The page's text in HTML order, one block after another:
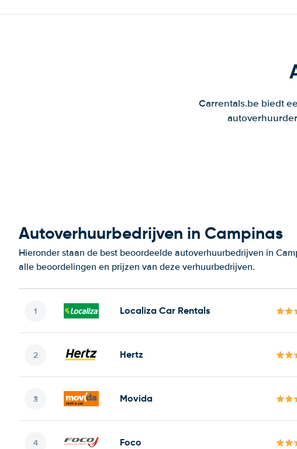
Carrentals.be biedt
Autoverhuurbedrijven in Campinas
Hieronder staan de best beoordeelde autoverhuurbedrijven in
alle beoordelingen en prijzen van deze verhuurbedrijven.
Localiza Car Rentals
Hertz
Movida
Foco